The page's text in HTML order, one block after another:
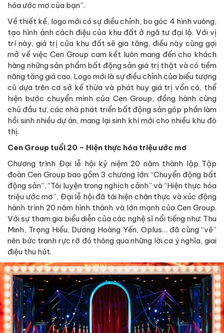
hóa ước mơ của bạn”.
Về thiết kế, logo mới có sự điều chỉnh, bo góc 4 hình vuông,
tạo hình ảnh cách điệu của khu đất ở ngã tư đại lộ. Với vị
trí này, giá trị của khu đất sẽ gia tăng, điều này cũng gợi
mở về việc Cen Group cam kết luôn mang đến cho khách
hàng những sản phẩm bất động sản giá trị thật và có tiềm
năng tăng giá cao. Logo mới là sự điều chỉnh của biểu tượng
cũ dựa trên cơ sở kế thừa và phát huy giá trị vốn có, thể
hiện bước chuyển mình của Cen Group, đồng hành cùng
chủ đầu tư, các nhà phát triển bất động sản góp phần làm
hồi sinh nhiều dự án, mang lại sinh khí mới cho nhiều khu đô
thị.
Cen Group tuổi 20 – Hiện thực hóa triệu ước mơ
Chương trình Đại lễ hội kỷ niệm 20 năm thành lập Tập
đoàn Cen Group bao gồm 3 chương lớn: “Chuyển động bất
động sản”, “Tôi luyện trong nghịch cảnh” và “Hiện thực hóa
triệu ước mơ”, Đại lễ hội đã tái hiện chân thực và xúc động
hành trình 20 năm hình thành và lớn mạnh của Cen Group.
Với sự tham gia biểu diễn của các nghệ sĩ nổi tiếng như: Thu
Minh, Trọng Hiếu, Dương Hoàng Yến, Oplus… đã cùng “vẽ”
nên bức tranh rực rỡ đó thông qua những lời ca ý nghĩa, giai
điệu thu hút.